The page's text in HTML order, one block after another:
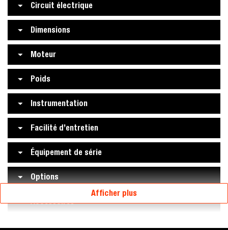
Circuit électrique
Dimensions
Moteur
Poids
Instrumentation
Facilité d’entretien
Équipement de série
Options
Accessoires
Afficher plus